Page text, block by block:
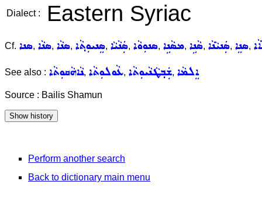
Dialect : Eastern Syriac
Cf. ܣܢܐ, ܣܢܵܐ, ܣܢܵܐ, ܣܸܢܝܘܼܬ݂ܵܐ, ܣܲܢܵܝܵܐ, ܣܢܘܼܘܵܐ, ܡܣܵܢܹܐ, ܣܵܢܹܐ, ܣܲܢܝܵܢܵܐ, ܣܢܸܐ,
See also : ܢܵܐܗܵܩܘܼܬܵܐ, ܥܵܘܠܘܼܬܵܐ, ܫܲܒ݂ܛܵܢܵܝܘܼܬܵܐ, ܐܸܠܡܵܐ
Source : Bailis Shamun
Perform another search
Back to dictionary main menu